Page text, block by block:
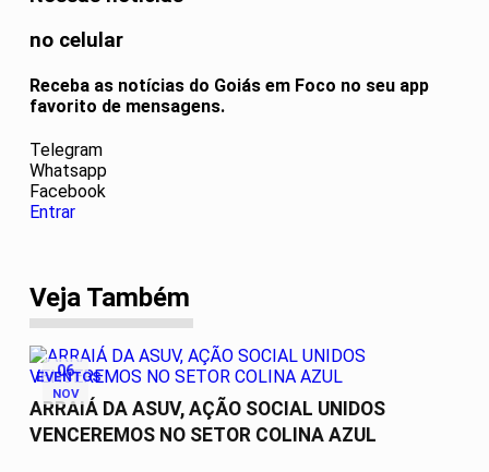
no celular
Receba as notícias do Goiás em Foco no seu app
favorito de mensagens.
Telegram
Whatsapp
Facebook
Entrar
Veja Também
06
NOV
EVENTOS
ARRAIÁ DA ASUV, AÇÃO SOCIAL UNIDOS
VENCEREMOS NO SETOR COLINA AZUL